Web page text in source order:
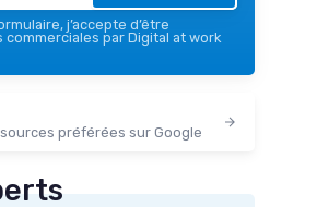
j’accepte d’être
commerciales par Digital at work
préférées sur Google